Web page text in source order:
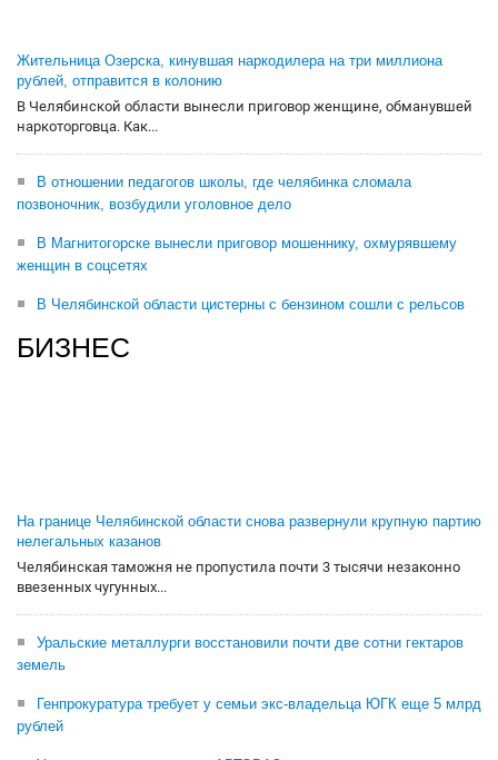
Жительница Озерска, кинувшая наркодилера на три миллиона
рублей, отправится в колонию
В Челябинской области вынесли приговор женщине, обманувшей
наркоторговца. Как...
В отношении педагогов школы, где челябинка сломала
позвоночник, возбудили уголовное дело
В Магнитогорске вынесли приговор мошеннику, охмурявшему
женщин в соцсетях
В Челябинской области цистерны с бензином сошли с рельсов
БИЗНЕС
На границе Челябинской области снова развернули крупную партию
нелегальных казанов
Челябинская таможня не пропустила почти 3 тысячи незаконно
ввезенных чугунных...
Уральские металлурги восстановили почти две сотни гектаров
земель
Генпрокуратура требует у семьи экс-владельца ЮГК еще 5 млрд
рублей